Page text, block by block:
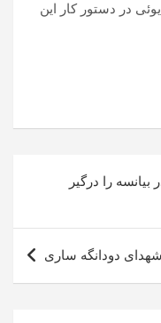
در دستور کار این
را درگیر
دودانگه ساری